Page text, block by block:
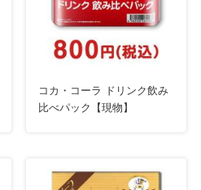
コカ・コーラ ドリンク飲み
比べパック【現物】